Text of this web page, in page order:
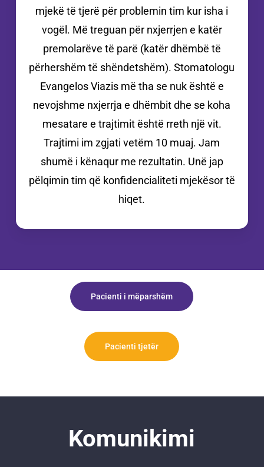
mjekë të tjerë për problemin tim kur isha i
vogël. Më treguan për nxjerrjen e katër
premolarëve të parë (katër dhëmbë të
përhershëm të shëndetshëm). Stomatologu
Evangelos Viazis më tha se nuk është e
nevojshme nxjerrja e dhëmbit dhe se koha
mesatare e trajtimit është rreth një vit.
Trajtimi im zgjati vetëm 10 muaj. Jam
shumë i kënaqur me rezultatin. Unë jap
pëlqimin tim që konfidencialiteti mjekësor të
hiqet.
Pacienti i mëparshëm
Pacienti tjetër
Komunikimi